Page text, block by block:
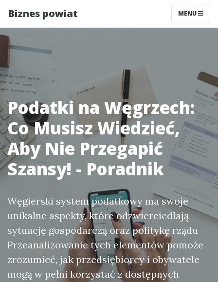
Biznes powiat MENU
Podatki na Węgrzech:
Co Musisz Wiedzieć,
Aby Nie Przegapić
Szansy! - Poradnik
Węgierski system podatkowy ma swoje
unikalne aspekty, które odzwierciedlają
sytuację gospodarczą oraz politykę rządu
Przeanalizowanie tych elementów pomoże
zrozumieć, jak przedsiębiorcy i obywatele
mogą w pełni korzystać z dostępnych